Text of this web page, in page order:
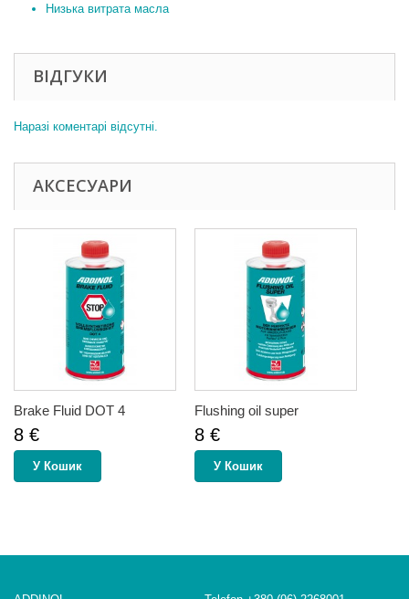
Низька витрата масла
ВІДГУКИ
Наразі коментарі відсутні.
АКСЕСУАРИ
Brake Fluid DOT 4
8 €
У Кошик
Flushing oil super
8 €
У Кошик